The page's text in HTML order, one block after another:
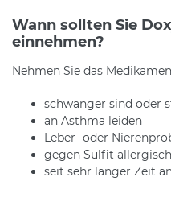
Wann sollten Sie
einnehmen?
Nehmen Sie das
schwanger sind oder
an Asthma leiden
Leber- oder
gegen Sulfit
seit sehr langer Zeit